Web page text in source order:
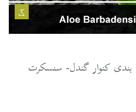
گ
ہندی کنوار گندل- سنسکرت